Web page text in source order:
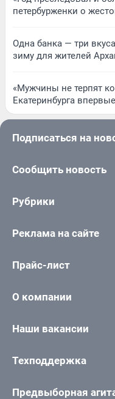
петербурженки о
Одна банка — три
зиму для жителей
«Мужчины не терпят
Екатеринбурга
Подписаться на
Сообщить новость
Рубрики
Реклама на сайте
Прайс-лист
О компании
Наши вакансии
Техподдержка
Предвыборная